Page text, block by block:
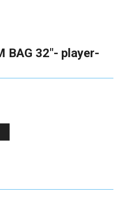
BAG 32"- player-